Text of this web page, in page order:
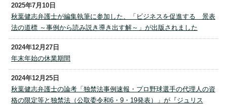
2025年7月10日
秋葉健志弁護士が編集執筆に参加した、「ビジネスを促進する 景表
法の道標 ～事例から読み説き導き出す解～」が出版されました
2024年12月27日
年末年始の休業期間
2024年12月25日
秋葉健志弁護士の論考「独禁法事例速報・プロ野球選手の代理人の資
格の限定等と独禁法（公取委令和6・9・19発表）」が『ジュリス